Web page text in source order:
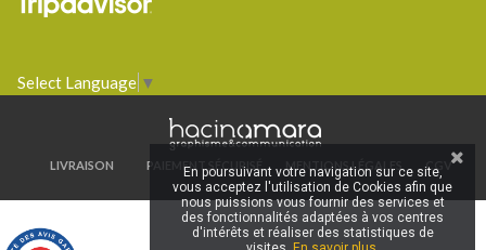
Select Language ▼
LIVRAISON PAIEMENT SÉCURISÉ MENTIONS LÉGALES CGV
En poursuivant votre navigation sur ce site,
vous acceptez l'utilisation de Cookies afin que
nous puissions vous fournir des services et
des fonctionnalités adaptées à vos centres
d'intérêts et réaliser des statistiques de